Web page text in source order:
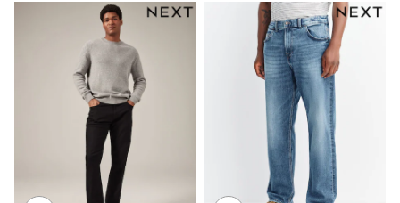
Swimwear
Tops
Leggings
Shorts
Joggers
adidas
Nike
Shop All
Shoes
Coats & Jackets
Bags & Accessories
Shirts